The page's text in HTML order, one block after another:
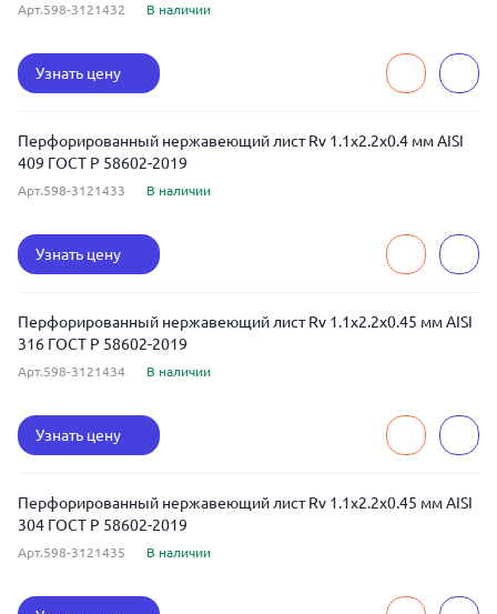
Арт.598-3121432 В наличии
Узнать цену
Перфорированный нержавеющий лист Rv 1.1x2.2x0.4 мм AISI
409 ГОСТ Р 58602-2019
Арт.598-3121433 В наличии
Узнать цену
Перфорированный нержавеющий лист Rv 1.1x2.2x0.45 мм AISI
316 ГОСТ Р 58602-2019
Арт.598-3121434 В наличии
Узнать цену
Перфорированный нержавеющий лист Rv 1.1x2.2x0.45 мм AISI
304 ГОСТ Р 58602-2019
Арт.598-3121435 В наличии